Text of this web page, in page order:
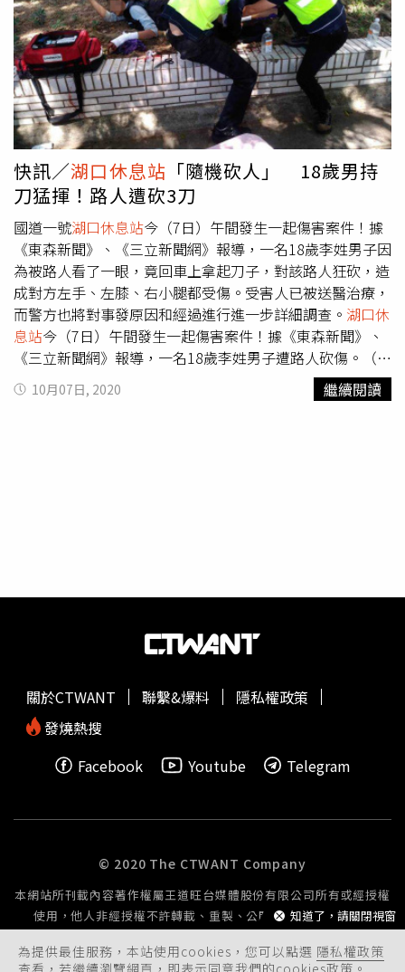
快訊／湖口休息站 「隨機砍人」 18歲男持
刀猛揮！路人遭砍3刀
國道一號湖口休息站今（7日）午間發生一起傷害案件！據
《東森新聞》、《三立新聞網》報導，一名18歲李姓男子因
為被路人看了一眼，竟回車上拿起刀子，對該路人狂砍，造
成對方左手、左膝、右小腿都受傷。受害人已被送醫治療，
而警方也將對事發原因和經過進行進一步詳細調查。 湖口休
息站今（7日）午間發生一起傷害案件！據《東森新聞》、
《三立新聞網》報導，一名18歲李姓男子遭路人砍傷。（圖
／Google Map）
10月07日, 2020 繼續閱讀
為提供最佳服務，本站使用cookies，您可以點選 隱私權政策
查看，若繼續瀏覽網頁，即表示同意我們的cookies政策。
知道了，請關閉視窗
關於CTWANT 聯繫&爆料
隱私權政策
發燒熱搜
Facebook
Youtube Telegram
© 2020 The CTWANT Company
本網站所刊載內容著作權屬王道旺台媒體股份有限公司所有或經授權
使用，他人非經授權不許轉載、重製、公開播送或公開傳輸。